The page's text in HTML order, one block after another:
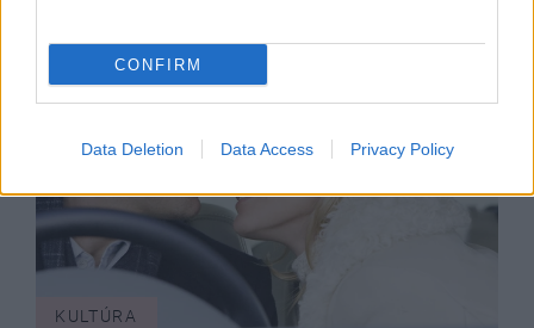
CONFIRM
Data Deletion Data Access Privacy Policy
KULTÚRA